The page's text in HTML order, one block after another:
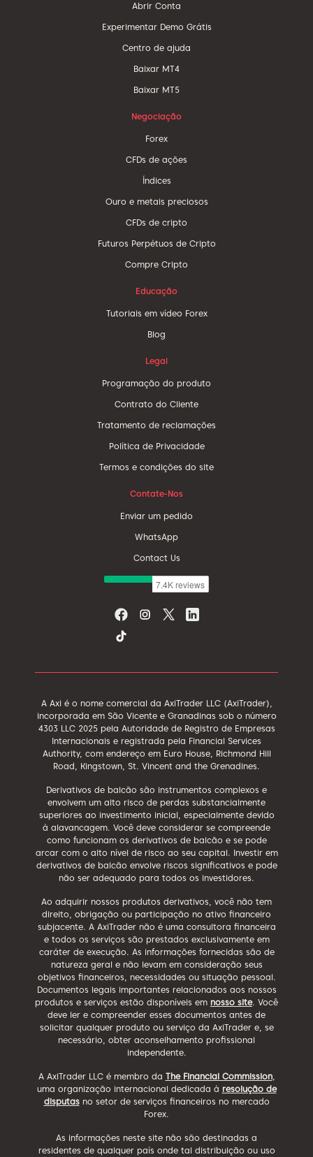
Abrir Conta
Experimentar Demo Grátis
Centro de ajuda
Baixar MT4
Baixar MT5
Negociação
Forex
CFDs de ações
Índices
Ouro e metais preciosos
CFDs de cripto
Futuros Perpétuos de Cripto
Compre Cripto
Educação
Tutoriais em vídeo Forex
Blog
Legal
Programação do produto
Contrato do Cliente
Tratamento de reclamações
Política de Privacidade
Termos e condições do site
Contate-Nos
Enviar um pedido
WhatsApp
Contact Us
A Axi é o nome comercial da AxiTrader LLC (AxiTrader),
incorporada em São Vicente e Granadinas sob o número
4303 LLC 2025 pela Autoridade de Registro de Empresas
Internacionais e registrada pela Financial Services
Authority, com endereço em Euro House, Richmond Hill
Road, Kingstown, St. Vincent and the Grenadines.
Derivativos de balcão são instrumentos complexos e
envolvem um alto risco de perdas substancialmente
superiores ao investimento inicial, especialmente devido
à alavancagem. Você deve considerar se compreende
como funcionam os derivativos de balcão e se pode
arcar com o alto nível de risco ao seu capital. Investir em
derivativos de balcão envolve riscos significativos e pode
não ser adequado para todos os investidores.
Ao adquirir nossos produtos derivativos, você não tem
direito, obrigação ou participação no ativo financeiro
subjacente. A AxiTrader não é uma consultora financeira
e todos os serviços são prestados exclusivamente em
caráter de execução. As informações fornecidas são de
natureza geral e não levam em consideração seus
objetivos financeiros, necessidades ou situação pessoal.
Documentos legais importantes relacionados aos nossos
produtos e serviços estão disponíveis em nosso site. Você
deve ler e compreender esses documentos antes de
solicitar qualquer produto ou serviço da AxiTrader e, se
necessário, obter aconselhamento profissional
independente.
A AxiTrader LLC é membro da The Financial Commission,
uma organização internacional dedicada à resolução de
disputasno setor de serviços financeiros no mercado
Forex.
As informações neste site não são destinadas a
residentes de qualquer país onde tal distribuição ou uso